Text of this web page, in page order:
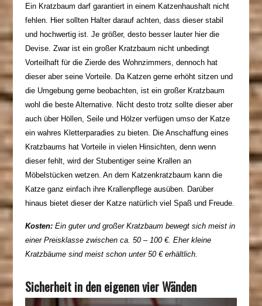
Ein Kratzbaum darf garantiert in einem Katzenhaushalt nicht
fehlen. Hier sollten Halter darauf achten, dass dieser stabil
und hochwertig ist. Je größer, desto besser lauter hier die
Devise. Zwar ist ein großer Kratzbaum nicht unbedingt
Vorteilhaft für die Zierde des Wohnzimmers, dennoch hat
dieser aber seine Vorteile. Da Katzen gerne erhöht sitzen und
die Umgebung gerne beobachten, ist ein großer Kratzbaum
wohl die beste Alternative. Nicht desto trotz sollte dieser aber
auch über Höllen, Seile und Hölzer verfügen umso der Katze
ein wahres Kletterparadies zu bieten. Die Anschaffung eines
Kratzbaums hat Vorteile in vielen Hinsichten, denn wenn
dieser fehlt, wird der Stubentiger seine Krallen an
Möbelstücken wetzen. An dem Katzenkratzbaum kann die
Katze ganz einfach ihre Krallenpflegeausüben. Darüber
hinaus bietet dieser der Katze natürlich viel Spaß und Freude.
Kosten:Ein guter und großer Kratzbaum bewegt sich meist in
einer Preisklasse zwischen ca. 50 – 100 €. Eher kleine
Kratzbäume sind meist schon unter 50 € erhältlich.
Sicherheit in den eigenen vier Wänden